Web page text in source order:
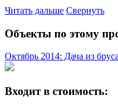
Читать дальше Свернуть
Объекты по этому
Октябрь 2014: Дача из
Входит в стоимость: